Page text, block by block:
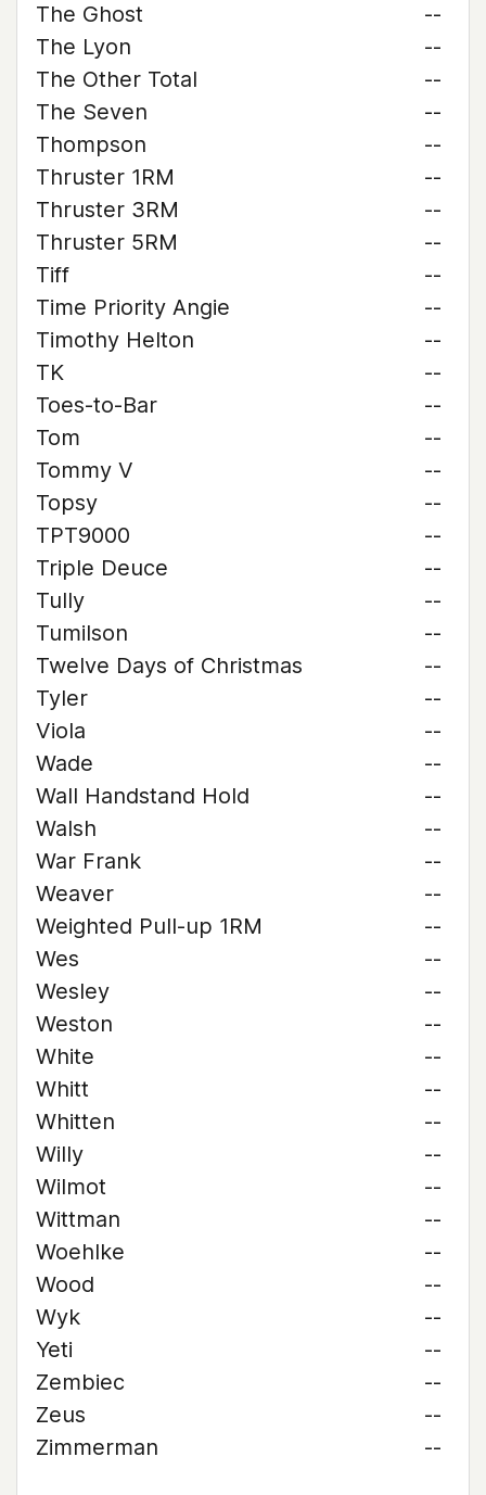
The Ghost
--
The Lyon
--
The Other Total
--
The Seven
--
Thompson
--
Thruster 1RM
--
Thruster 3RM
--
Thruster 5RM
--
Tiff
--
Time Priority Angie
--
Timothy Helton
--
TK
--
Toes-to-Bar
--
Tom
--
Tommy V
--
Topsy
--
TPT9000
--
Triple Deuce
--
Tully
--
Tumilson
--
Twelve Days of Christmas
--
Tyler
--
Viola
--
Wade
--
Wall Handstand Hold
--
Walsh
--
War Frank
--
Weaver
--
Weighted Pull-up 1RM
--
Wes
--
Wesley
--
Weston
--
White
--
Whitt
--
Whitten
--
Willy
--
Wilmot
--
Wittman
--
Woehlke
--
Wood
--
Wyk
--
Yeti
--
Zembiec
--
Zeus
--
Zimmerman
--